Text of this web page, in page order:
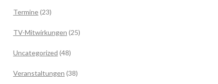
Termine(23)
TV-Mitwirkungen (25)
Uncategorized (48)
Veranstaltungen (38)